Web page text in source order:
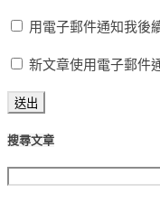
用電子郵件通知我後
新文章使用電子郵件
搜尋文章